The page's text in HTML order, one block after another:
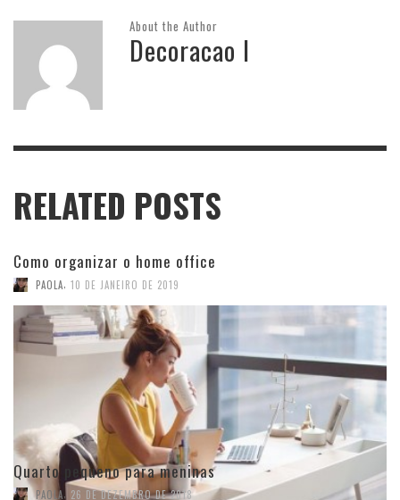
About the Author
Decoracao I
RELATED POSTS
Como organizar o home office
PAOLA, 10 DE JANEIRO DE 2019
Quarto pequeno para meninas
PAOLA, 26 DE DEZEMBRO DE 2018